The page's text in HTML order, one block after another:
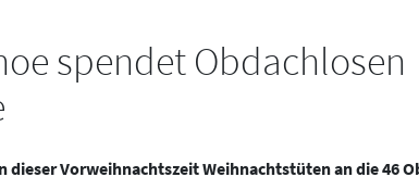
spendet Obdachlosen
dieser Vorweihnachtszeit Weihnachtstüten an die 46